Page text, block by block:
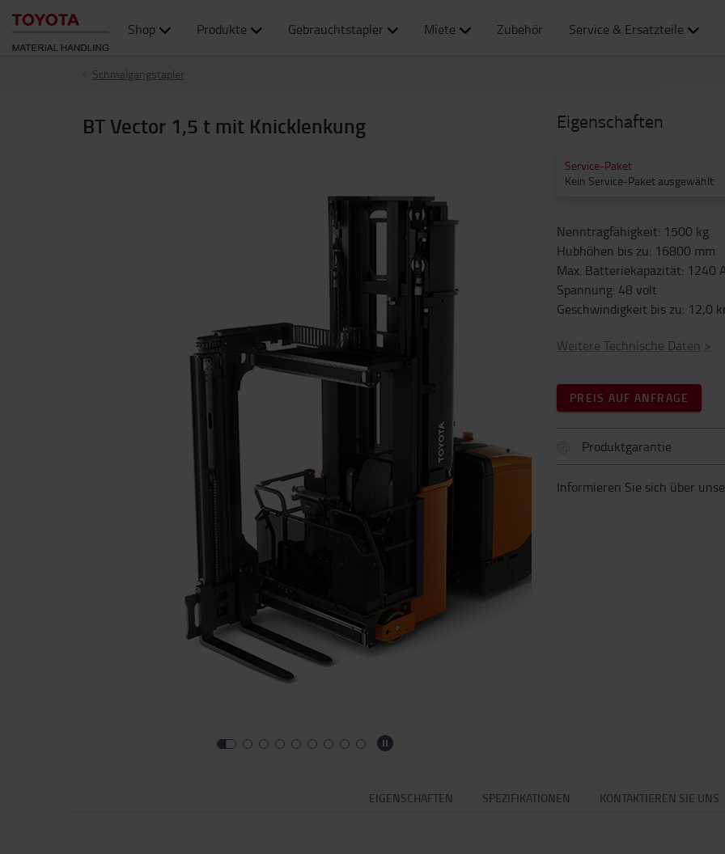
Shop Produkte Gebrauchtstapler Miete Zubehör Service & Ersatzteile
Schmalgangstapler
BT Vector 1,5 t mit Knicklenkung Eigenschaften
Service-Paket
Kein Service-Paket ausgewählt
Nenntragfähigkeit: 1500 kg
Hubhöhen bis zu: 16800 mm
Max. Batteriekapazität: 1240
Spannung: 48 volt
Geschwindigkeit bis zu: 12,0
Weitere Technische Daten >
PREIS AUF ANFRAGE
Produktgarantie
Informieren Sie sich über
EIGENSCHAFTEN SPEZIFIKATIONEN KONTAKTIEREN SIE UNS